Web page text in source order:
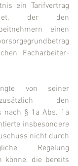
ein Tarifvertrag
der den
einen
Facharbeiter-
von seiner
den
nach § 1a Abs. 1a
insbesondere
nicht durch
Regelung
könne, die bereits